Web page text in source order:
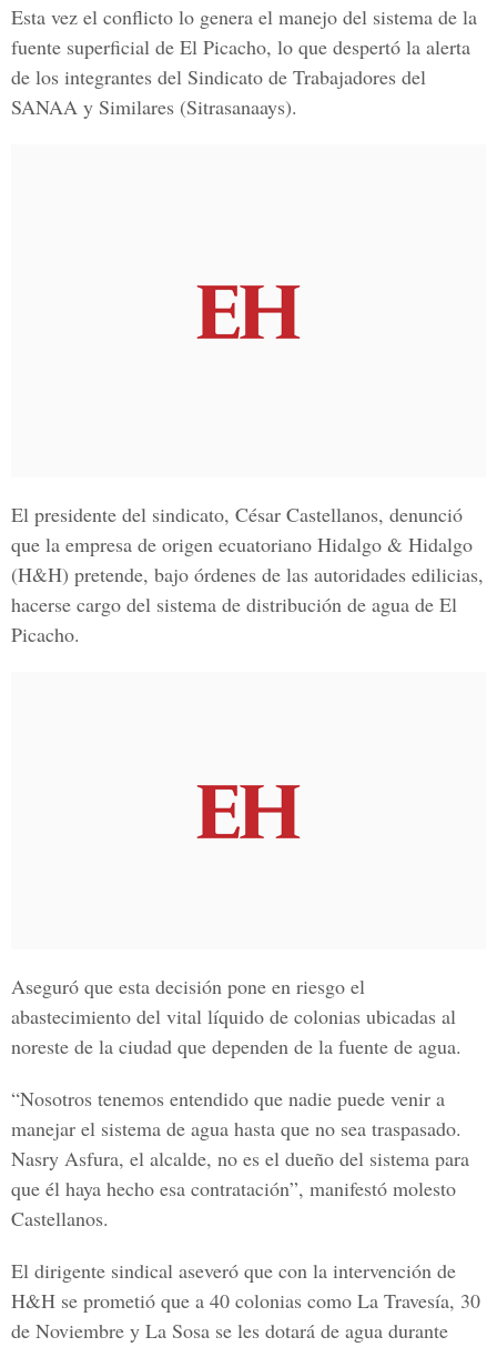
Esta vez el conflicto lo genera el manejo del sistema de la
fuente superficial de El Picacho, lo que despertó la alerta
de los integrantes del Sindicato de Trabajadores del
SANAA y Similares (Sitrasanaays).
El presidente del sindicato, César Castellanos, denunció
que la empresa de origen ecuatoriano Hidalgo & Hidalgo
(H&H) pretende, bajo órdenes de las autoridades edilicias,
hacerse cargo del sistema de distribución de agua de El
Picacho.
Aseguró que esta decisión pone en riesgo el
abastecimiento del vital líquido de colonias ubicadas al
noreste de la ciudad que dependen de la fuente de agua.
“Nosotros tenemos entendido que nadie puede venir a
manejar el sistema de agua hasta que no sea traspasado.
Nasry Asfura, el alcalde, no es el dueño del sistema para
que él haya hecho esa contratación”, manifestó molesto
Castellanos.
El dirigente sindical aseveró que con la intervención de
H&H se prometió que a 40 colonias como La Travesía, 30
de Noviembre y La Sosa se les dotará de agua durante